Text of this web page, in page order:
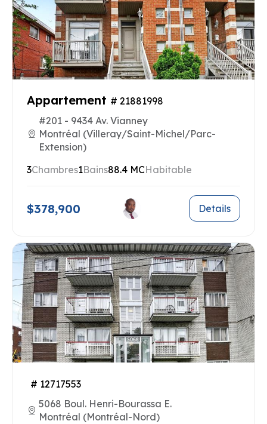
Appartement # 21881998
#201 - 9434 Av. Vianney
Montréal (Villeray/Saint-Michel/Parc-
Extension)
3Chambres1Bains88.4 MCHabitable
$378,900 Details
# 12717553
5068 Boul. Henri-Bourassa E.
Montréal (Montréal-Nord)